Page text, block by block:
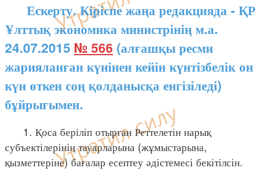
Ескерту. Кіріспе жаңа редакцияда - ҚР
Ұлттық экономика министрінің м.а.
24.07.2015 № 566 (алғашқы ресми
жарияланған күнінен кейін күнтізбелік он
күн өткен соң қолданысқа енгізіледі)
бұйрығымен.
1. Қоса беріліп отырған Реттелетін нарық
субъектілерінің тауарларына (жұмыстарына,
қызметтеріне) бағалар есептеу әдістемесі бекітілсін.